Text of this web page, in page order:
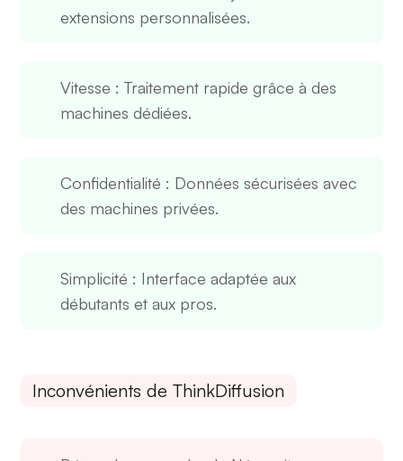
extensions personnalisées.
Vitesse : Traitement rapide grâce à des
machines dédiées.
Confidentialité : Données sécurisées avec
des machines privées.
Simplicité : Interface adaptée aux
débutants et aux pros.
Inconvénients de ThinkDiffusion